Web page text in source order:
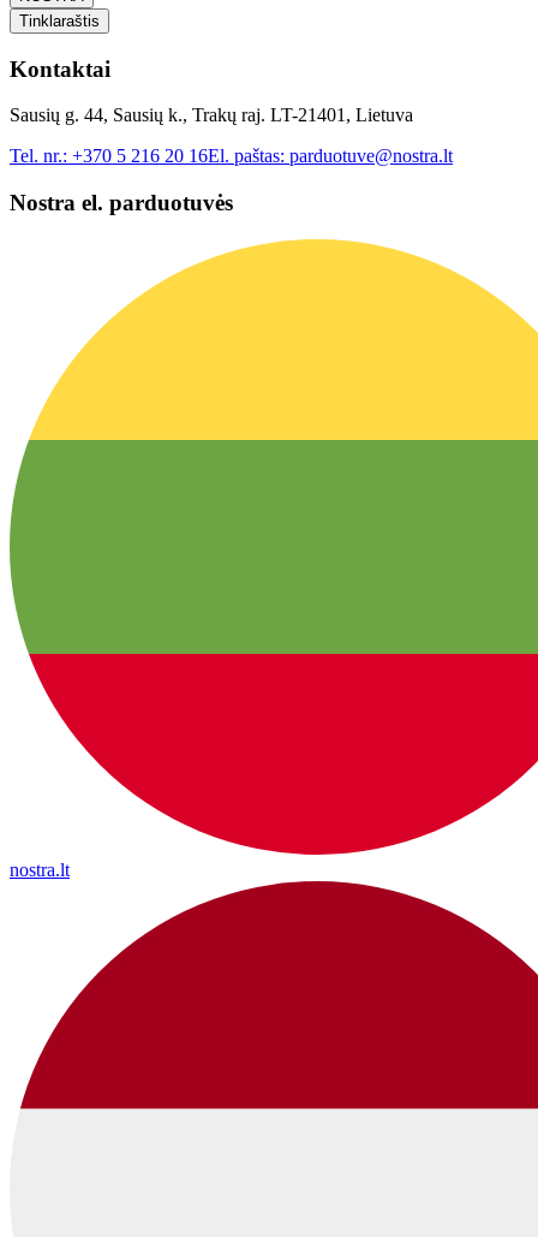
Tinklaraštis
Kontaktai
Sausių g. 44, Sausių k., Trakų raj. LT-21401, Lietuva
Tel. nr.: +370 5 216 20 16El. paštas: parduotuve@nostra.lt
Nostra el. parduotuvės
nostra.lt